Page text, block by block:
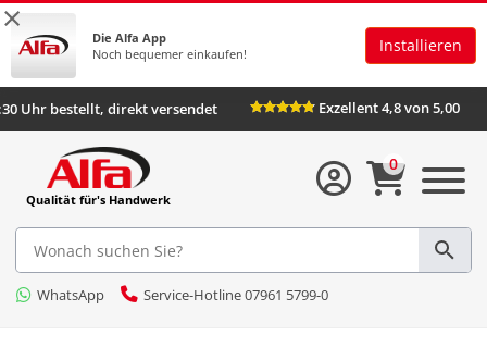
×
Die Alfa App
Noch bequemer einkaufen!
Installieren
Uhr bestellt, direkt versendet Exzellent 4,8 von 5,00
Qualität für's Handwerk
WhatsApp Service-Hotline 07961 5799-0
0